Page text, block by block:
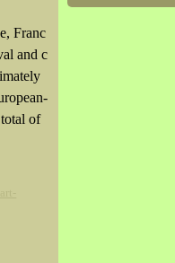
Franc
and c
of